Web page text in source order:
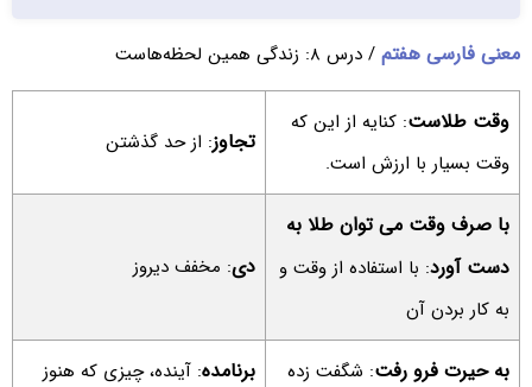
معنی فارسی هفتم / درس ۸: زندگی همین لحظه‌هاست
وقت طلاست: کنایه از این که
وقت بسیار با ارزش است.
تجاوز: از حد گذشتن
با صرف وقت می توان طلا به
دست آورد: با استفاده از وقت و
به کار بردن آن
دی: مخفف دیروز
به حیرت فرو رفت: شگفت زده
برنامده: آینده، چیزی که هنوز